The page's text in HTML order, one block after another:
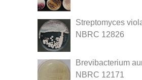
Streptomyces
NBRC 12826
Brevibacterium
NBRC 12171